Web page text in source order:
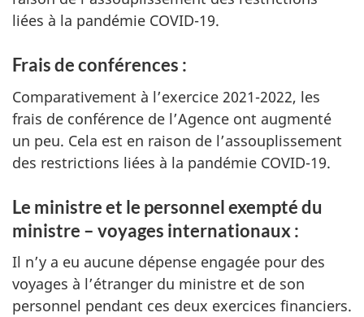
liées à la pandémie COVID-19.
Frais de conférences :
Comparativement à l’exercice 2021-2022, les
frais de conférence de l’Agence ont augmenté
un peu. Cela est en raison de l’assouplissement
des restrictions liées à la pandémie COVID-19.
Le ministre et le personnel exempté du
ministre – voyages internationaux :
Il n’y a eu aucune dépense engagée pour des
voyages à l’étranger du ministre et de son
personnel pendant ces deux exercices financiers.